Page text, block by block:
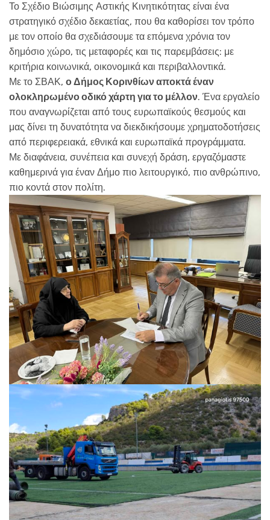
Το Σχέδιο Βιώσιμης Αστικής Κινητικότητας είναι ένα
στρατηγικό σχέδιο δεκαετίας, που θα καθορίσει τον τρόπο
με τον οποίο θα σχεδιάσουμε τα επόμενα χρόνια τον
δημόσιο χώρο, τις μεταφορές και τις παρεμβάσεις: με
κριτήρια κοινωνικά, οικονομικά και περιβαλλοντικά.
Με το ΣΒΑΚ, ο Δήμος Κορινθίων αποκτά έναν
ολοκληρωμένο οδικό χάρτη για το μέλλον. Ένα εργαλείο
που αναγνωρίζεται από τους ευρωπαϊκούς θεσμούς και
μας δίνει τη δυνατότητα να διεκδικήσουμε χρηματοδοτήσεις
από περιφερειακά, εθνικά και ευρωπαϊκά προγράμματα.
Με διαφάνεια, συνέπεια και συνεχή δράση, εργαζόμαστε
καθημερινά για έναν Δήμο πιο λειτουργικό, πιο ανθρώπινο,
πιο κοντά στον πολίτη.